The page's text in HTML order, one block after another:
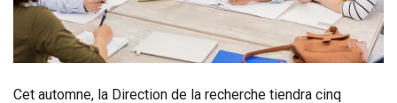
Cet automne, la Direction de la recherche tiendra cinq